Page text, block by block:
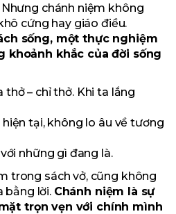
chánh niệm không
cứng hay giáo điều.
sống, một thực nghiệm
khoảnh khắc của đời sống
thở – chỉ thở. Khi ta lắng
tại, không lo âu về tương
những gì đang là.
trong sách vở, cũng không
bằng lời. Chánh niệm là sự
trọn vẹn với chính mình